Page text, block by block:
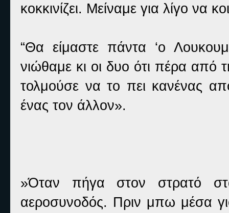
κοκκινίζει. Μείναμε για λίγο
“Θα είμαστε πάντα ‘ο
νιώθαμε κι οι δυο ότι πέρα από
τολμούσε να το πει κανένας
ένας τον άλλον».
»Όταν πήγα στον στρατό
αεροσυνοδός. Πριν μπω μέσα